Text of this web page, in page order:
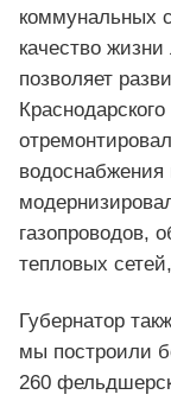
коммунальных
качество
позволяет
водоснабжения
газопроводов,
тепловых
Губернатор
мы построили
260